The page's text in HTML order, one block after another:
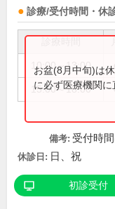
診療/受付時間・休
10:00～13:00
15:00～18:00
お盆(8月中旬)は
に必ず医療機関に
備考: 受付時
休診日: 日、祝
初診受付